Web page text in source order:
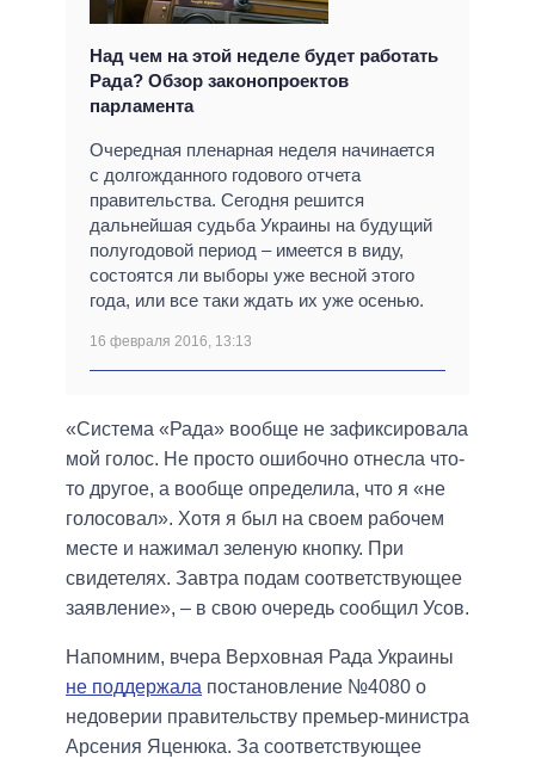
Над чем на этой неделе будет работать
Рада? Обзор законопроектов
парламента
Очередная пленарная неделя начинается
с долгожданного годового отчета
правительства. Сегодня решится
дальнейшая судьба Украины на будущий
полугодовой период – имеется в виду,
состоятся ли выборы уже весной этого
года, или все таки ждать их уже осенью.
16 февраля 2016, 13:13
«Система «Рада» вообще не зафиксировала
мой голос. Не просто ошибочно отнесла что-
то другое, а вообще определила, что я «не
голосовал». Хотя я был на своем рабочем
месте и нажимал зеленую кнопку. При
свидетелях. Завтра подам соответствующее
заявление», – в свою очередь сообщил Усов.
Напомним, вчера Верховная Рада Украины
не поддержала постановление №4080 о
недоверии правительству премьер-министра
Арсения Яценюка. За соответствующее